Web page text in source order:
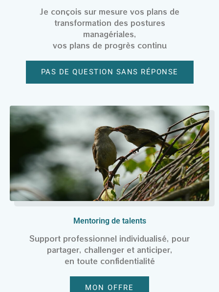
Je conçois sur mesure vos plans de
transformation des postures
managériales,
vos plans de progrès continu
PAS DE QUESTION SANS RÉPONSE
Mentoring de talents
Support professionnel individualisé, pour
partager, challenger et anticiper,
en toute confidentialité
MON OFFRE